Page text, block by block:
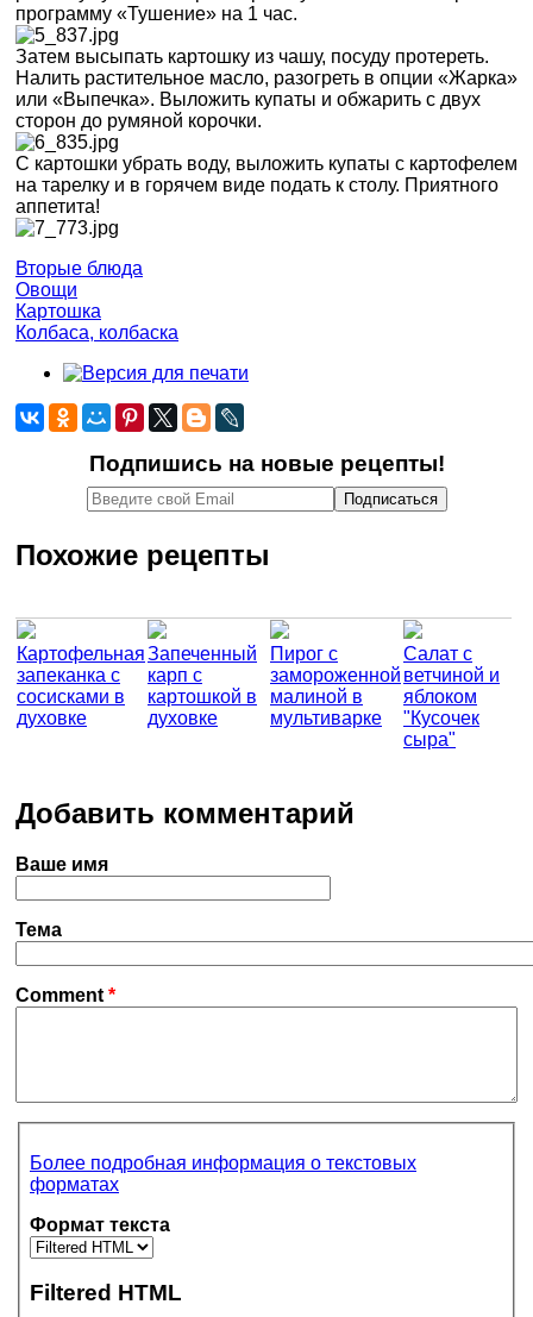
программу «Тушение» на 1 час.
Затем высыпать картошку из чашу, посуду протереть.
Налить растительное масло, разогреть в опции «Жарка»
или «Выпечка». Выложить купаты и обжарить с двух
сторон до румяной корочки.
С картошки убрать воду, выложить купаты с картофелем
на тарелку и в горячем виде подать к столу. Приятного
аппетита!
Вторые блюда
Овощи
Картошка
Колбаса, колбаска
Подпишись на новые рецепты!
Похожие рецепты
Картофельная
запеканка с
сосисками в
духовке
Запеченный
карп с
картошкой в
духовке
Пирог с
замороженной
малиной в
мультиварке
Салат с
ветчиной и
яблоком
"Кусочек
сыра"
Добавить комментарий
Ваше имя
Тема
Comment *
Более подробная информация о текстовых
форматах
Формат текста
Filtered HTML